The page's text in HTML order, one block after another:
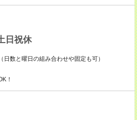
日祝休
数と曜日の組み合わせや固定も可）
！